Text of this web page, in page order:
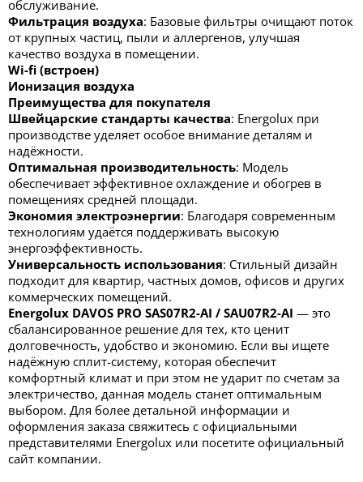
обслуживание.
Фильтрация воздуха: Базовые фильтры очищают поток
от крупных частиц, пыли и аллергенов, улучшая
качество воздуха в помещении.
Wi-fi (встроен)
Ионизация воздуха
Преимущества для покупателя
Швейцарские стандарты качества: Energolux при
производстве уделяет особое внимание деталям и
надёжности.
Оптимальная производительность: Модель
обеспечивает эффективное охлаждение и обогрев в
помещениях средней площади.
Экономия электроэнергии: Благодаря современным
технологиям удаётся поддерживать высокую
энергоэффективность.
Универсальность использования: Стильный дизайн
подходит для квартир, частных домов, офисов и других
коммерческих помещений.
Energolux DAVOS PRO SAS07R2-AI / SAU07R2-AI — это
сбалансированное решение для тех, кто ценит
долговечность, удобство и экономию. Если вы ищете
надёжную сплит-систему, которая обеспечит
комфортный климат и при этом не ударит по счетам за
электричество, данная модель станет оптимальным
выбором. Для более детальной информации и
оформления заказа свяжитесь с официальными
представителями Energolux или посетите официальный
сайт компании.